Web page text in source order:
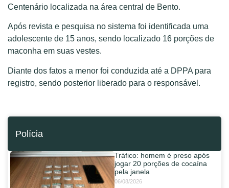
Centenário localizada na área central de Bento.
Após revista e pesquisa no sistema foi identificada uma
adolescente de 15 anos, sendo localizado 16 porções de
maconha em suas vestes.
Diante dos fatos a menor foi conduzida até a DPPA para
registro, sendo posterior liberado para o responsável.
Polícia
Tráfico: homem é preso após
jogar 20 porções de cocaína
pela janela
06/08/2026